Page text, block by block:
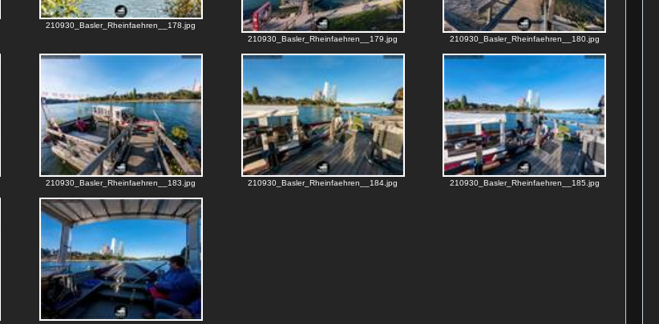
210930_Basler_Rheinfaehren__178.jpg
210930_Basler_Rheinfaehren__179.jpg
210930_Basler_Rheinfaehren__180.jpg
210930_Basler_Rheinfaehren__183.jpg 210930_Basler_Rheinfaehren__184.jpg 210930_Basler_Rheinfaehren__185.jpg